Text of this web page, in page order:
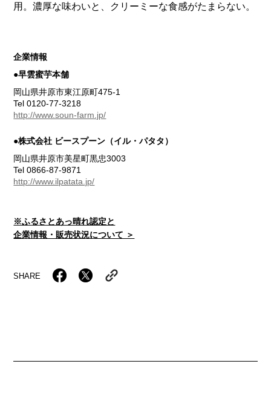
用。濃厚な味わいと、クリーミーな食感がたまらない。
企業情報
●早雲蜜芋本舗
岡山県井原市東江原町475-1
Tel 0120-77-3218
http://www.soun-farm.jp/
●株式会社 ビースプーン（イル・パタタ）
岡山県井原市美星町黒忠3003
Tel 0866-87-9871
http://www.ilpatata.jp/
※ふるさとあっ晴れ認定と
企業情報・販売状況について ＞
SHARE